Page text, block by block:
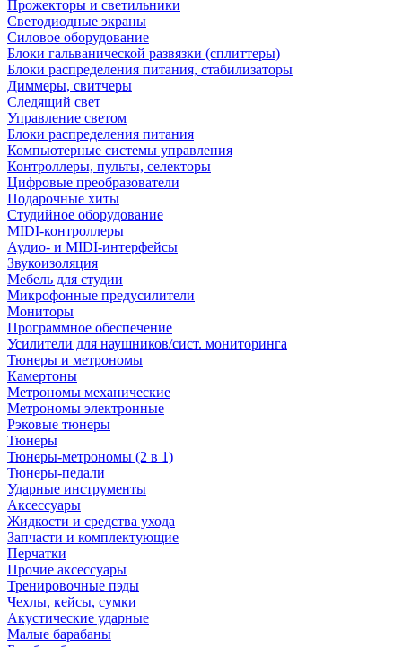
Прожекторы и светильники
Светодиодные экраны
Силовое оборудование
Блоки гальванической развязки (сплиттеры)
Блоки распределения питания, стабилизаторы
Диммеры, свитчеры
Следящий свет
Управление светом
Блоки распределения питания
Компьютерные системы управления
Контроллеры, пульты, селекторы
Цифровые преобразователи
Подарочные хиты
Студийное оборудование
MIDI-контроллеры
Аудио- и MIDI-интерфейсы
Звукоизоляция
Мебель для студии
Микрофонные предусилители
Мониторы
Программное обеспечение
Усилители для наушников/сист. мониторинга
Тюнеры и метрономы
Камертоны
Метрономы механические
Метрономы электронные
Рэковые тюнеры
Тюнеры
Тюнеры-метрономы (2 в 1)
Тюнеры-педали
Ударные инструменты
Аксессуары
Жидкости и средства ухода
Запчасти и комплектующие
Перчатки
Прочие аксессуары
Тренировочные пэды
Чехлы, кейсы, сумки
Акустические ударные
Mалые барабаны